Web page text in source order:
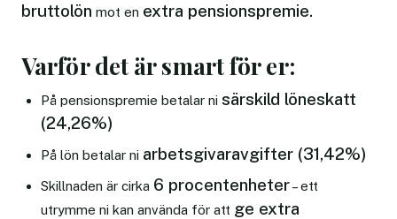
bruttolön mot en extra pensionspremie.
Varför det är smart för er:
På pensionspremie betalar nisärskild löneskatt
(24,26%)
På lön betalar ni arbetsgivaravgifter (31,42%)
Skillnaden är cirka 6 procentenheter– ett
utrymme ni kan använda för att ge extra